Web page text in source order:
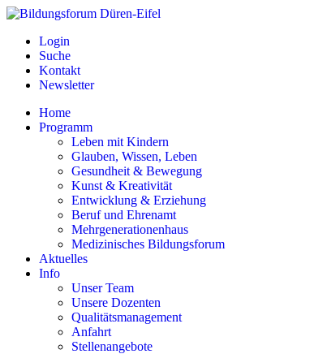
Login
Suche
Kontakt
Newsletter
Home
Programm
Leben mit Kindern
Glauben, Wissen, Leben
Gesundheit & Bewegung
Kunst & Kreativität
Entwicklung & Erziehung
Beruf und Ehrenamt
Mehrgenerationenhaus
Medizinisches Bildungsforum
Aktuelles
Info
Unser Team
Unsere Dozenten
Qualitätsmanagement
Anfahrt
Stellenangebote